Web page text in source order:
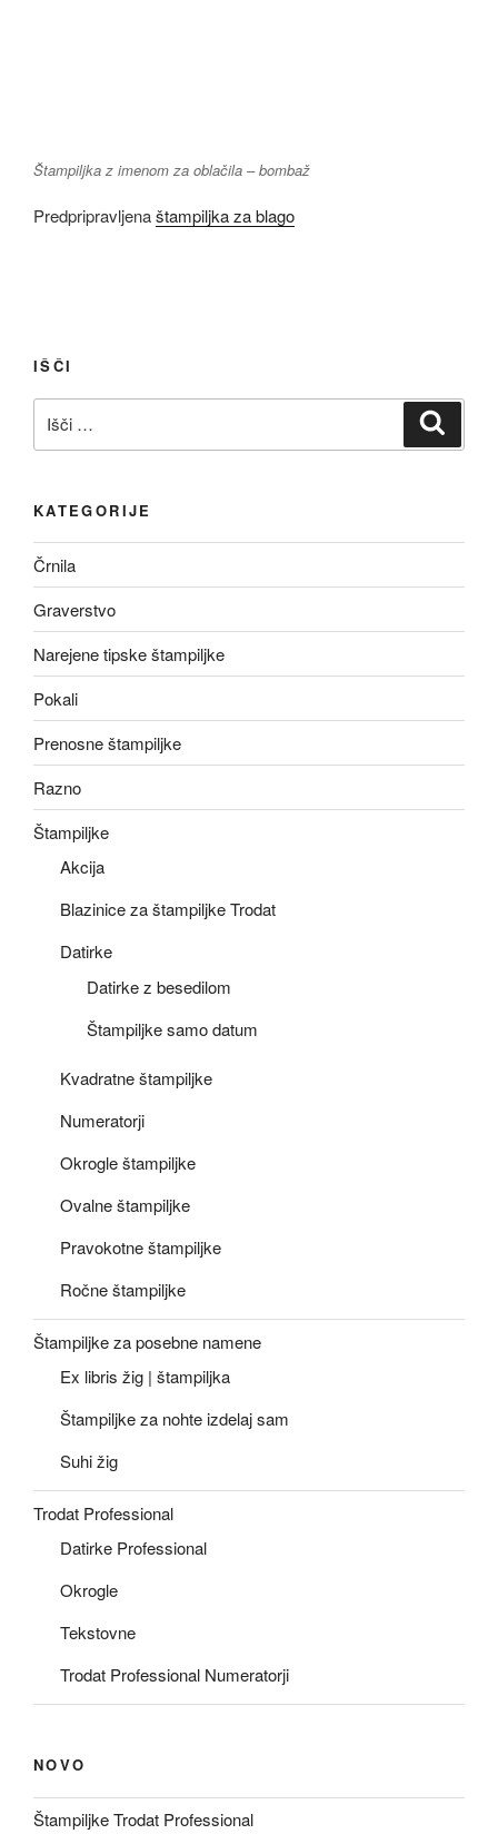
Štampiljka z imenom za oblačila – bombaž
Predpripravljenaštampiljka za blago
IŠČI
KATEGORIJE
Črnila
Graverstvo
Narejene tipske štampiljke
Pokali
Prenosne štampiljke
Razno
Štampiljke
Akcija
Blazinice za štampiljke Trodat
Datirke
Datirke z besedilom
Štampiljke samo datum
Kvadratne štampiljke
Numeratorji
Okrogle štampiljke
Ovalne štampiljke
Pravokotne štampiljke
Ročne štampiljke
Štampiljke za posebne namene
Ex libris žig | štampiljka
Štampiljke za nohte izdelaj sam
Suhi žig
Trodat Professional
Datirke Professional
Okrogle
Tekstovne
Trodat Professional Numeratorji
NOVO
Štampiljke Trodat Professional